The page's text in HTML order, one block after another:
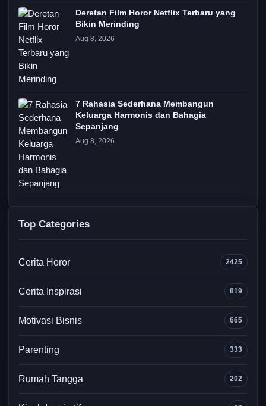
Deretan Film Horor Netflix Terbaru yang
Bikin Merinding
Aug 8, 2026
7 Rahasia Sederhana Membangun
Keluarga Harmonis dan Bahagia
Sepanjang
Aug 8, 2026
Top Categories
Cerita Horor 2425
Cerita Inspirasi 819
Motivasi Bisnis 665
Parenting 333
Rumah Tangga 202